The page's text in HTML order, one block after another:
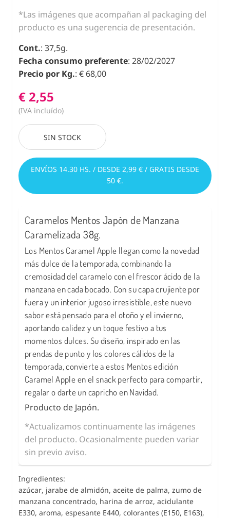
*Las imágenes que acompañan al packaging del
producto es una sugerencia de presentación.
Cont.: 37,5g.
Fecha consumo preferente: 28/02/2027
Precio por Kg.: € 68,00
€ 2,55
(IVA incluído)
SIN STOCK
ENVÍOS 14.30 HS. / DESDE 2,99 € / GRATIS DESDE
50 €.
Caramelos Mentos Japón de Manzana
Caramelizada 38g.
Los Mentos Caramel Apple llegan como la novedad
más dulce de la temporada, combinando la
cremosidad del caramelo con el frescor ácido de la
manzana en cada bocado. Con su capa crujiente por
fuera y un interior jugoso irresistible, este nuevo
sabor está pensado para el otoño y el invierno,
aportando calidez y un toque festivo a tus
momentos dulces. Su diseño, inspirado en las
prendas de punto y los colores cálidos de la
temporada, convierte a estos Mentos edición
Caramel Apple en el snack perfecto para compartir,
regalar o darte un capricho en Navidad.
Producto de Japón.
*Actualizamos continuamente las imágenes
del producto. Ocasionalmente pueden variar
sin previo aviso.
Ingredientes:
azúcar, jarabe de almidón, aceite de palma, zumo de
manzana concentrado, harina de arroz, acidulante
E330, aroma, espesante E440, colorantes (E150, E163),